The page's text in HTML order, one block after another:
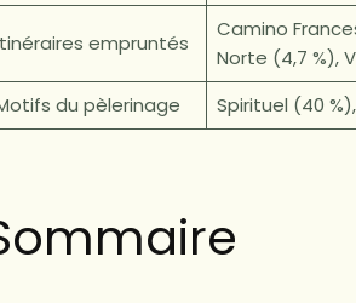
empruntés
Camino
Norte (4,7 %),
du pèlerinage
Spirituel (40